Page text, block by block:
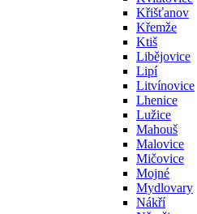
Křišťanov
Křemže
Ktiš
Libějovice
Lipí
Litvínovice
Lhenice
Lužice
Mahouš
Malovice
Mičovice
Mojné
Mydlovary
Nákří